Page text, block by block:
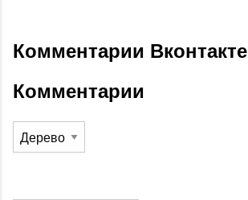
Комментарии Вконтакте
Комментарии